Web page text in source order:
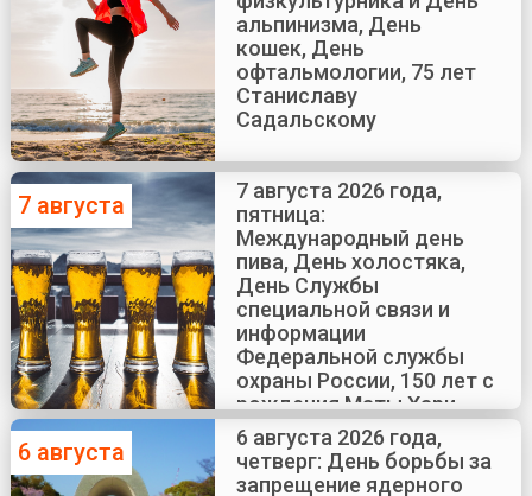
альпинизма, День
кошек, День
офтальмологии, 75 лет
Станиславу
Садальскому
7 августа
7 августа 2026 года,
пятница:
Международный день
пива, День холостяка,
День Службы
специальной связи и
информации
Федеральной службы
охраны России, 150 лет с
рождения Маты Хари
6 августа
6 августа 2026 года,
четверг: День борьбы за
запрещение ядерного